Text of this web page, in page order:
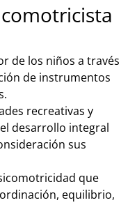
de los niños a través
de instrumentos
recreativas y
desarrollo integral
sus
que
equilibrio,